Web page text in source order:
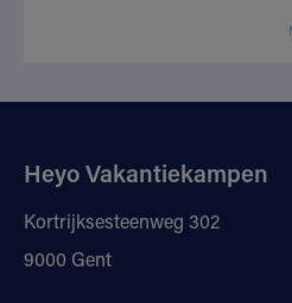
Heyo Vakantiekampen
Kortrijksesteenweg 302
9000 Gent